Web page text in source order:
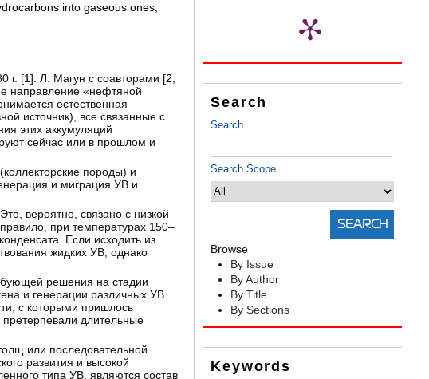
Search
Search
Search Scope
Browse
By Issue
By Author
By Title
By Sections
Keywords
into gaseous ones,
г. [1]. Л. Магун с соавторами [2
направление «нефтяной
естественная
источник), все связанные с
этих аккумуляций
сейчас или в прошлом и
породы) и
и миграция УВ и
вероятно, связано с низкой
при температурах 150–
Если исходить из
жидких УВ, однако
решения на стадии
и генерации различных УВ
с которыми пришлось
претерпевали длительные
или последовательной
развития и высокой
типа УВ, являются состав